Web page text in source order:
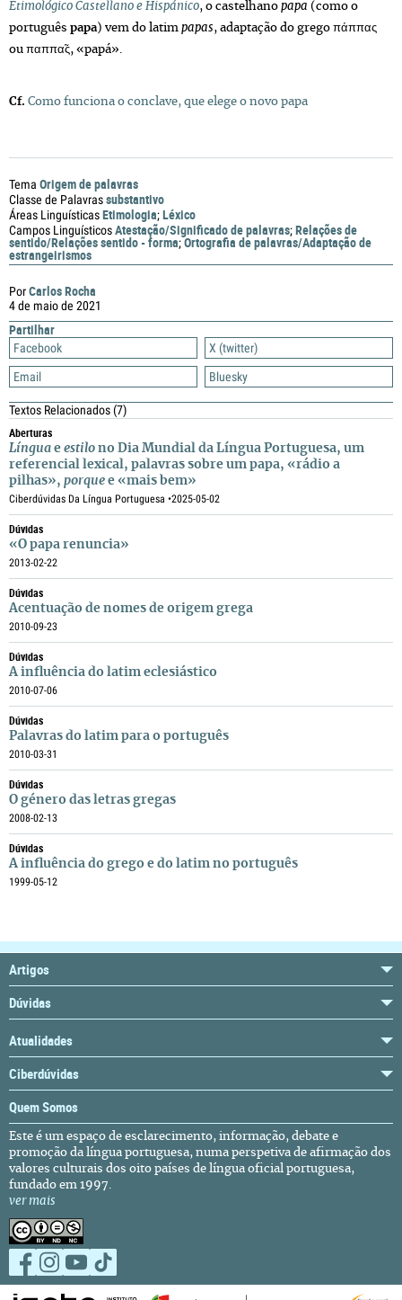
PorCarlos Rocha
4 de maio de 2021
Partilhar
Facebook
X (twitter)
Email
Bluesky
Textos Relacionados(7)
Aberturas
Língua e estilo no Dia Mundial da Língua Portuguesa, um
referencial lexical, palavras sobre um papa, «rádio a
pilhas», porque e «mais bem»
Ciberdúvidas Da Língua Portuguesa •2025-05-02
Dúvidas
«O papa renuncia»
2013-02-22
Dúvidas
Acentuação de nomes de origem grega
2010-09-23
Dúvidas
A influência do latim eclesiástico
2010-07-06
Dúvidas
Palavras do latim para o português
2010-03-31
Dúvidas
O género das letras gregas
2008-02-13
Dúvidas
A influência do grego e do latim no português
1999-05-12
Etimológico Castellano e Hispánico, o castelhano papa (como o
português papa) vem do latim papas, adaptação do grego πάππας
ou παππα̃ς, «papá».
Cf. Como funciona o conclave, que elege o novo papa
Tema Origem de palavras
Classe de Palavrassubstantivo
Áreas LinguísticasEtimologia;Léxico
Campos LinguísticosAtestação/Significado de palavras;Relações de
sentido/Relações sentido - forma;Ortografia de palavras/Adaptação de
estrangeirismos
Artigos
Dúvidas
Atualidades
Ciberdúvidas
Quem Somos
Este é um espaço de esclarecimento, informação, debate e
promoção da língua portuguesa, numa perspetiva de afirmação dos
valores culturais dos oito países de língua oficial portuguesa,
fundado em 1997.
ver mais